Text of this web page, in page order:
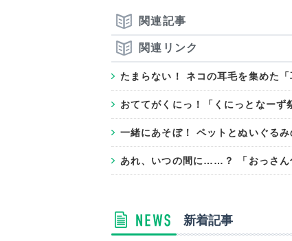
関連記事
関連リンク
たまらない！ ネコの耳毛を集めた
おててがくにっ！「くにっとなー
一緒にあそぼ！ ペットとぬいぐる
あれ、いつの間に……？ 「おっさん
新着記事